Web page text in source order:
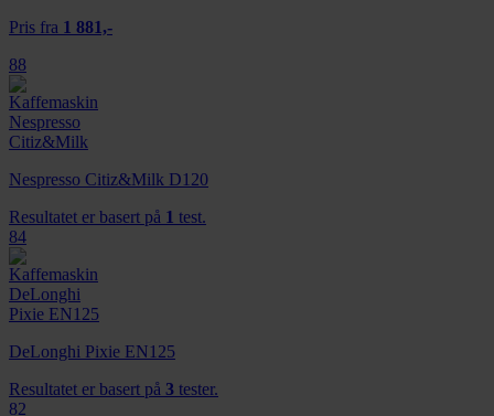
Pris fra 1 881,-
88
Nespresso Citiz&Milk D120
Resultatet er basert på 1 test.
84
DeLonghi Pixie EN125
Resultatet er basert på 3 tester.
82